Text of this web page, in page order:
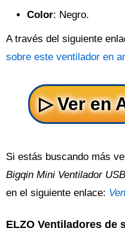
Color: Negro.
A través del siguiente
sobre este ventilador en
Si estás buscando más
Bigqin Mini Ventilador USB
en el siguiente enlace:
ELZO Ventiladores de